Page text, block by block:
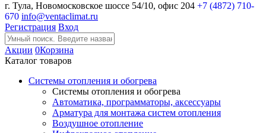
г. Тула, Новомосковское шоссе 54/10, офис 204 +7 (4872) 710-
670 info@ventaclimat.ru
Регистрация Вход
Акции 0Корзина
Каталог товаров
Системы отопления и обогрева
Системы отопления и обогрева
Автоматика, программаторы, аксессуары
Арматура для монтажа систем отопления
Воздушное отопление